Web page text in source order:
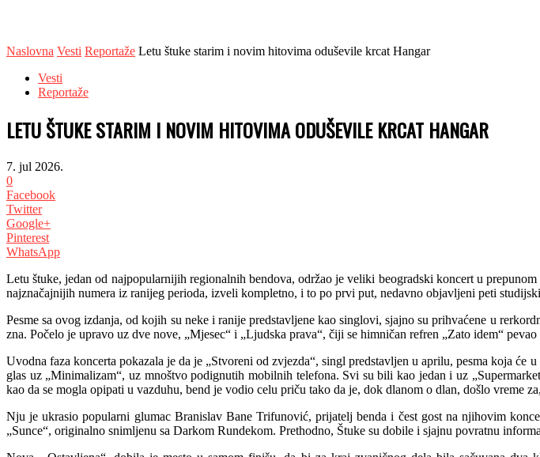
Naslovna Vesti Reportaže Letu štuke starim i novim hitovima oduševile krcat Hangar
Vesti
Reportaže
LETU ŠTUKE STARIM I NOVIM HITOVIMA ODUŠEVILE KRCAT HANGAR
7. jul 2026.
0
Facebook
Twitter
Google+
Pinterest
WhatsApp
Letu štuke, jedan od najpopularnijih regionalnih bendova, održao je veliki beogradski koncert u
najznačajnijih numera iz ranijeg perioda, izveli kompletno, i to po prvi put, nedavno objavljeni peti
Pesme sa ovog izdanja, od kojih su neke i ranije predstavljene kao singlovi, sjajno su prihvaćene u
zna. Počelo je upravo uz dve nove, „Mjesec“ i „Ljudska prava“, čiji se himničan refren „Zato idem“
Uvodna faza koncerta pokazala je da je „Stvoreni od zvjezda“, singl predstavljen u aprilu, pesma koja
glas uz „Minimalizam“, uz mnoštvo podignutih mobilnih telefona. Svi su bili kao jedan i uz
kao da se mogla opipati u vazduhu, bend je vodio celu priču tako da je, dok dlanom o dlan, došlo vreme
Nju je ukrasio popularni glumac Branislav Bane Trifunović, prijatelj benda i čest gost na njihovim
„Sunce“, originalno snimljenu sa Darkom Rundekom. Prethodno, Štuke su dobile i sjajnu povratnu